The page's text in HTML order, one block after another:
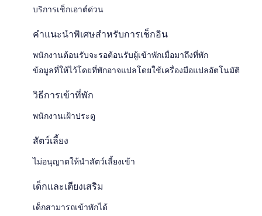
บริการเช็กเอาต์ด่วน
คำแนะนำพิเศษสำหรับการเช็กอิน
พนักงานต้อนรับจะรอต้อนรับผู้เข้าพักเมื่อมาถึงที่พัก
ข้อมูลที่ให้ไว้โดยที่พักอาจแปลโดยใช้เครื่องมือแปลอัตโนมัติ
วิธีการเข้าที่พัก
พนักงานเฝ้าประตู
สัตว์เลี้ยง
ไม่อนุญาตให้นำสัตว์เลี้ยงเข้า
เด็กและเตียงเสริม
เด็กสามารถเข้าพักได้